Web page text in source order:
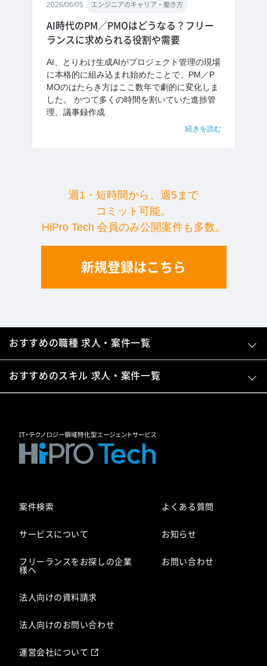
2026/06/05 エンジニアのキャリア・働き方
AI時代のPM／PMOはどうなる？フリー
ランスに求められる役割や需要
AI、とりわけ生成AIがプロジェクト管理の現場
に本格的に組み込まれ始めたことで、PM／P
MOのはたらき方はここ数年で劇的に変化しま
した。 かつて多くの時間を割いていた進捗管
理、議事録作成
続きを読む
週1・短時間から、週5まで
コミット可能。
HiPro Tech 会員のみ公開案件も多数。
新規登録はこちら
おすすめの職種 求人・案件一覧
おすすめのスキル 求人・案件一覧
案件検索
サービスについて
フリーランスをお探しの企業
様へ
法人向けの資料請求
法人向けのお問い合わせ
よくある質問
お知らせ
お問い合わせ
運営会社について